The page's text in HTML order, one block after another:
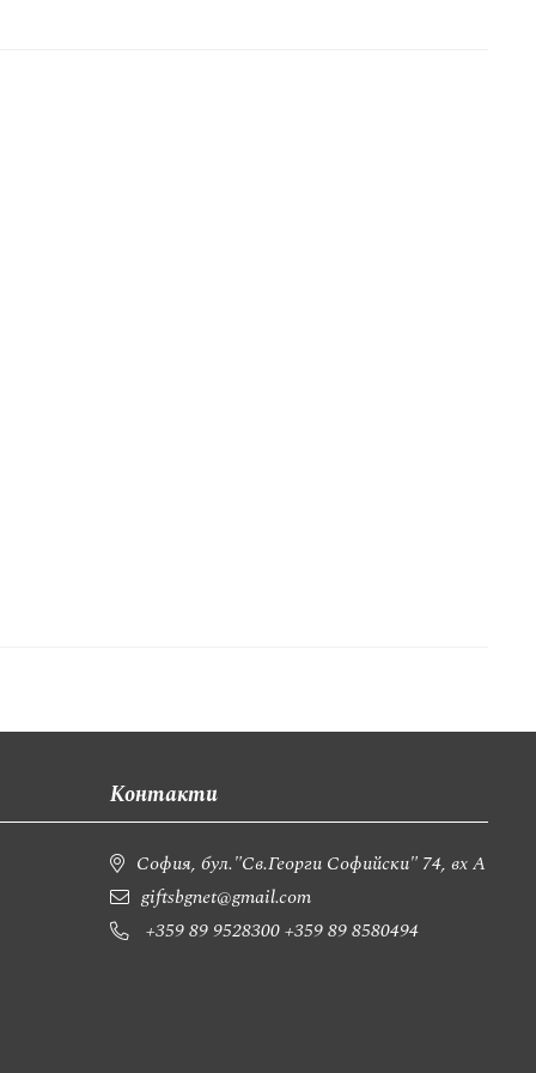
Контакти
София, бул."Св.Георги Софийски" 74, вх А
giftsbgnet@gmail.com
+359 89 9528300+359 89 8580494